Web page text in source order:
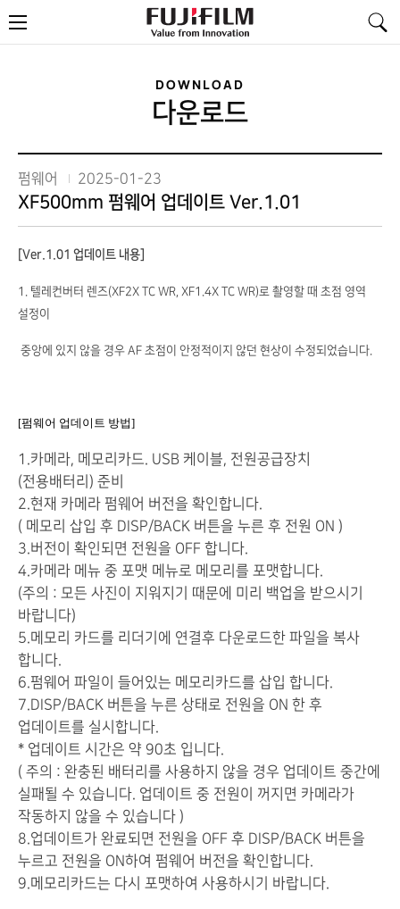
메
뉴
DOWNLOAD
다운로드
펌웨어 2025-01-23
XF500mm 펌웨어 업데이트 Ver.1.01
[Ver.1.01 업데이트 내용]
1. 텔레컨버터 렌즈(XF2X TC WR, XF1.4X TC WR)로 촬영할 때 초점 영역
설정이
중앙에 있지 않을 경우 AF 초점이 안정적이지 않던 현상이 수정되었습니다.
[펌웨어 업데이트 방법]
1.카메라, 메모리카드. USB 케이블, 전원공급장치
(전용배터리) 준비
2.현재 카메라 펌웨어 버전을 확인합니다.
( 메모리 삽입 후 DISP/BACK 버튼을 누른 후 전원 ON )
3.버전이 확인되면 전원을 OFF 합니다.
4.카메라 메뉴 중 포맷 메뉴로 메모리를 포맷합니다.
(주의 : 모든 사진이 지워지기 때문에 미리 백업을 받으시기
바랍니다)
5.메모리 카드를 리더기에 연결후 다운로드한 파일을 복사
합니다.
6.펌웨어 파일이 들어있는 메모리카드를 삽입 합니다.
7.DISP/BACK 버튼을 누른 상태로 전원을 ON 한 후
업데이트를 실시합니다.
* 업데이트 시간은 약 90초 입니다.
( 주의 : 완충된 배터리를 사용하지 않을 경우 업데이트 중간에
실패될 수 있습니다. 업데이트 중 전원이 꺼지면 카메라가
작동하지 않을 수 있습니다 )
8.업데이트가 완료되면 전원을 OFF 후 DISP/BACK 버튼을
누르고 전원을 ON하여 펌웨어 버전을 확인합니다.
9.메모리카드는 다시 포맷하여 사용하시기 바랍니다.